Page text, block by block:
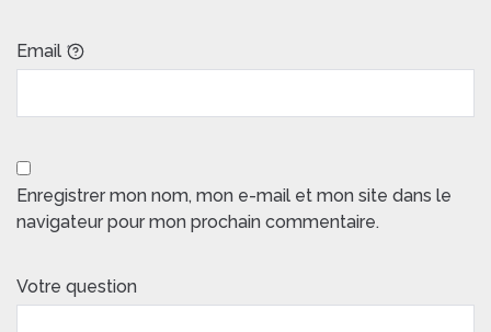
Email *
Enregistrer mon nom, mon e-mail et mon site dans le
navigateur pour mon prochain commentaire.
Votre question